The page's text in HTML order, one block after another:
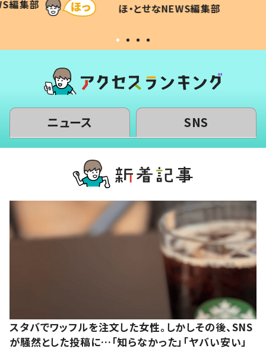
編集部 ほ・とせなNEWS編集部
ニュース SNS
スタバでワッフルを注文した女性。しかしその後、SNS
が騒然とした投稿に…「知らなかった」「ヤバい安い」